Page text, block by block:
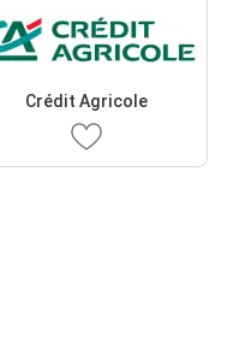
Crédit Agricole